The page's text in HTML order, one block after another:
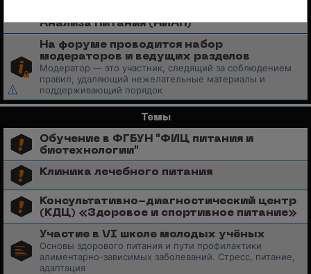
Анализа Питания (НИАП)
На форуме проводится набор
модераторов и ведущих разделов
Модератор — это участник, следящий за соблюдением
правил, удаляющий нежелательные материалы и
поддерживающий порядок
Темы
Обучение в ФГБУН "ФИЦ питания и
биотехнологии"
Клиника лечебного питания
Консультативно-диагностический центр
(КДЦ) «Здоровое и спортивное питание»
Участие в VI школе молодых учёных
Основы здорового питания и пути профилактики
алиментарно-зависимых заболеваний. Стресс, питание,
адаптация